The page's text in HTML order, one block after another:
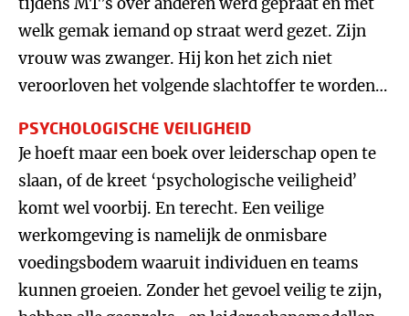
welk gemak iemand op straat werd gezet. Zijn
vrouw was zwanger. Hij kon het zich niet
veroorloven het volgende slachtoffer te worden…
PSYCHOLOGISCHE VEILIGHEID
Je hoeft maar een boek over leiderschap open te
slaan, of de kreet ‘psychologische veiligheid’
komt wel voorbij. En terecht. Een veilige
werkomgeving is namelijk de onmisbare
voedingsbodem waaruit individuen en teams
kunnen groeien. Zonder het gevoel veilig te zijn,